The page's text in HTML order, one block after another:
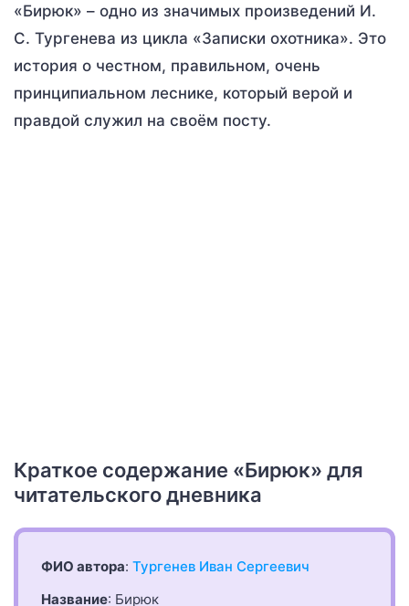
«Бирюк» – одно из значимых произведений И.
С. Тургенева из цикла «Записки охотника». Это
история о честном, правильном, очень
принципиальном леснике, который верой и
правдой служил на своём посту.
Краткое содержание «Бирюк» для
читательского дневника
ФИО автора: Тургенев Иван Сергеевич
Название: Бирюк